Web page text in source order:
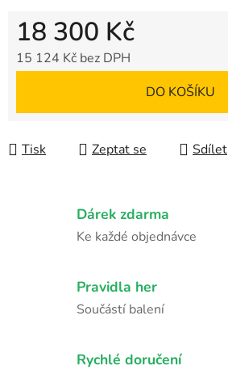
18 300 Kč
15 124 Kč bez DPH
DO KOŠÍKU
Tisk Zeptat se Sdílet
Dárek zdarma
Ke každé objednávce
Pravidla her
Součástí balení
Rychlé doručení